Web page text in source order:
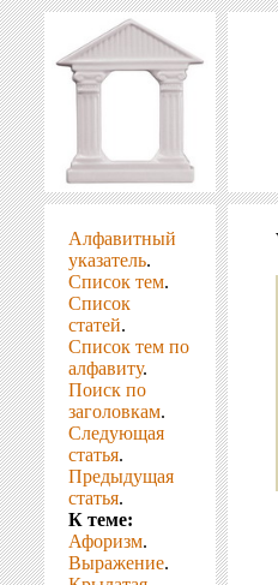
Алфавитный
указатель.
Список тем.
Список
статей.
Список тем по
алфавиту.
Поиск по
заголовкам.
Следующая
статья.
Предыдущая
статья.
К теме:
Афоризм.
Выражение.